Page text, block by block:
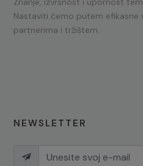
Nastaviti ćemo putem efikasne
partnerima i tržištem.
NEWSLETTER